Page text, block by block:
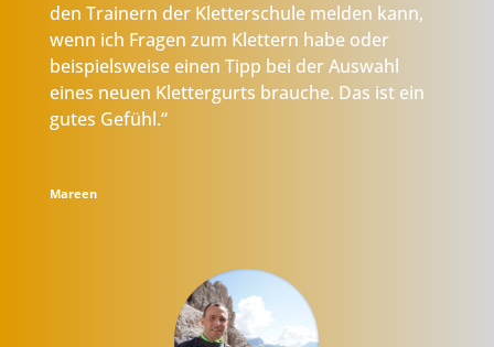
den Trainern der Kletterschule melden kann,
wenn ich Fragen zum Klettern habe oder
beispielsweise einen Tipp bei der Auswahl
eines neuen Klettergurts brauche. Das ist ein
gutes Gefühl.“
Mareen